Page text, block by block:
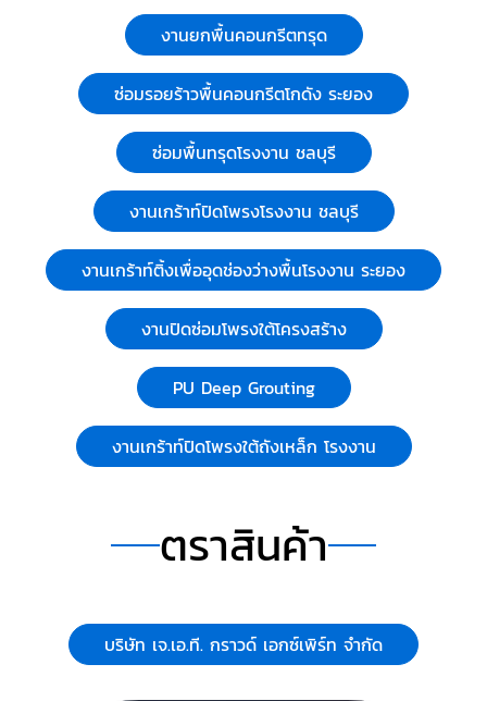
งานยกพื้นคอนกรีตทรุด
ซ่อมรอยร้าวพื้นคอนกรีตโกดัง ระยอง
ซ่อมพื้นทรุดโรงงาน ชลบุรี
งานเกร้าท์ปิดโพรงโรงงาน ชลบุรี
งานเกร้าท์ติ้งเพื่ออุดช่องว่างพื้นโรงงาน ระยอง
งานปิดซ่อมโพรงใต้โครงสร้าง
PU Deep Grouting
งานเกร้าท์ปิดโพรงใต้ถังเหล็ก โรงงาน
ตราสินค้า
บริษัท เจ.เอ.ที. กราวด์ เอกซ์เพิร์ท จำกัด